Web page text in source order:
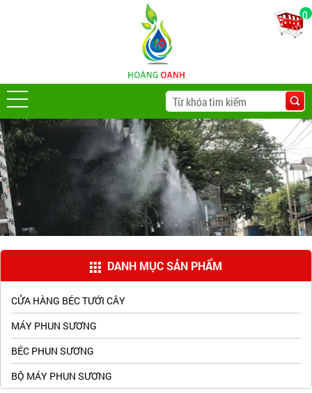
0
DANH MỤC SẢN PHẨM
CỬA HÀNG BÉC TƯỚI CÂY
MÁY PHUN SƯƠNG
BÉC PHUN SƯƠNG
BỘ MÁY PHUN SƯƠNG